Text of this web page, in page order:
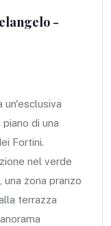
-
un'esclusiva
di una
Fortini.
nel verde
zona pranzo
terrazza